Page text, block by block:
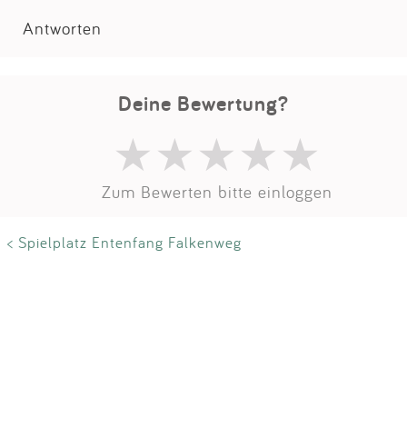
Antworten
Deine Bewertung?
Zum Bewerten bitte einloggen
< Spielplatz Entenfang Falkenweg